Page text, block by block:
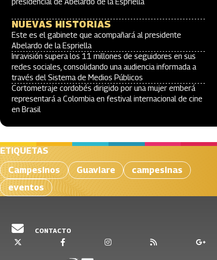
NUEVAS HISTORIAS
Este es el gabinete que acompañará al presidente
Abelardo de la Espriella
Inravisión supera los 11 millones de seguidores en sus
redes sociales, consolidando una audiencia informada a
través del Sistema de Medios Públicos
Cortometraje cordobés dirigido por una mujer emberá
representará a Colombia en festival internacional de cine
en Brasil
ETIQUETAS
Campesinos
Guaviare
campesinas
eventos
CONTACTO